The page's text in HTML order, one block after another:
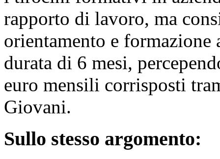
rapporto di lavoro, ma
orientamento e formazione
durata di 6 mesi,
euro mensili corrisposti
Giovani.
Sullo stesso argomento: